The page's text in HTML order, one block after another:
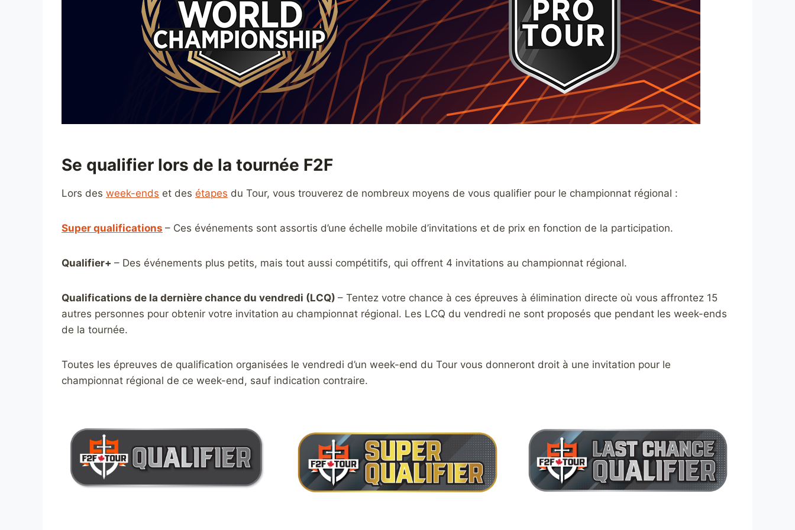
Se qualifier lors de la tournée F2F
Lors des week-ends et des étapes du Tour, vous trouverez de nombreux moyens de vous qualifier pour le championnat régional :
Super qualifications – Ces événements sont assortis d’une échelle mobile d’invitations et de prix en fonction de la participation.
Qualifier+ – Des événements plus petits, mais tout aussi compétitifs, qui offrent 4 invitations au championnat régional.
Qualifications de la dernière chance du vendredi (LCQ) – Tentez votre chance à ces épreuves à élimination directe où vous affrontez 15
autres personnes pour obtenir votre invitation au championnat régional. Les LCQ du vendredi ne sont proposés que pendant les week-ends
de la tournée.
Toutes les épreuves de qualification organisées le vendredi d’un week-end du Tour vous donneront droit à une invitation pour le
championnat régional de ce week-end, sauf indication contraire.